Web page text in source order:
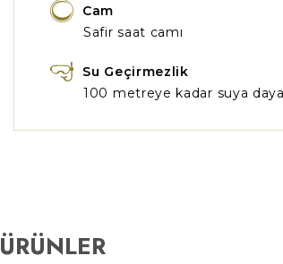
Cam
Safir saat camı
Su Geçirmezlik
100 metreye kadar suya
ÜRÜNLER